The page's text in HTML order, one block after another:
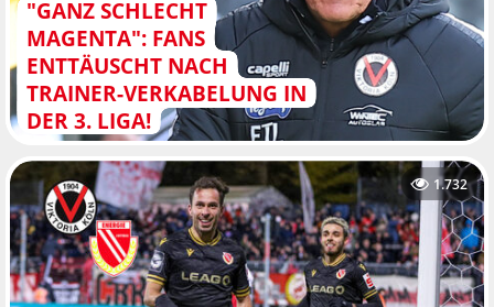
"GANZ SCHLECHT
MAGENTA": FANS
ENTTÄUSCHT NACH
TRAINER-VERKABELUNG IN
DER 3. LIGA!
1.732